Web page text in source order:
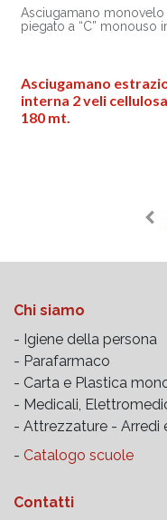
Asciugamano monovelo
piegato a “C” monouso
Asciugamano
interna 2 veli cellulosa
180 mt.
Chi siamo
- Igiene della persona
- Parafarmaco
- Carta e Plastica
- Medicali,
- Attrezzature - Arredi
- Catalogo scuole
Contatti